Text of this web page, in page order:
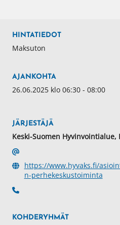
HINTATIEDOT
Maksuton
AJANKOHTA
26.06.2025 klo 06:30 - 08:00
JÄRJESTÄJÄ
Keski-Suomen Hyvinvointialue,
https://www.hyvaks.fi/
n-perhekeskustoiminta
KOHDERYHMÄT